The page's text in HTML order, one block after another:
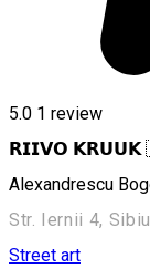
5.0 1 review
𝗥𝗜𝗜𝗩𝗢 𝗞𝗥𝗨𝗨𝗞
Alexandrescu
Str. Iernii 4,
Street art